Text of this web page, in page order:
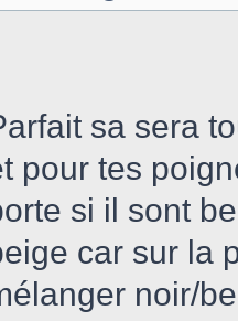
sa sera
pour tes
si il sont
car sur la
noir/